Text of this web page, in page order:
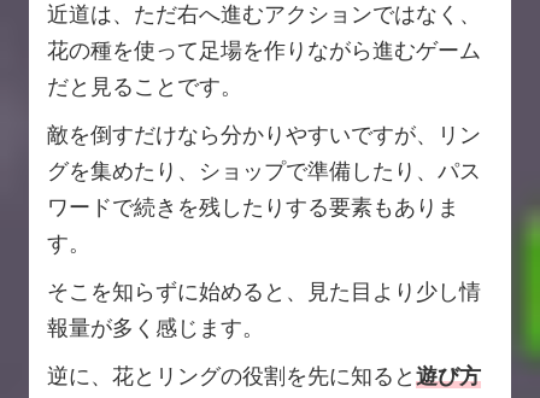
近道は、ただ右へ進むアクションではなく、
花の種を使って足場を作りながら進むゲーム
だと見ることです。
敵を倒すだけなら分かりやすいですが、リン
グを集めたり、ショップで準備したり、パス
ワードで続きを残したりする要素もありま
す。
そこを知らずに始めると、見た目より少し情
報量が多く感じます。
逆に、花とリングの役割を先に知ると遊び方